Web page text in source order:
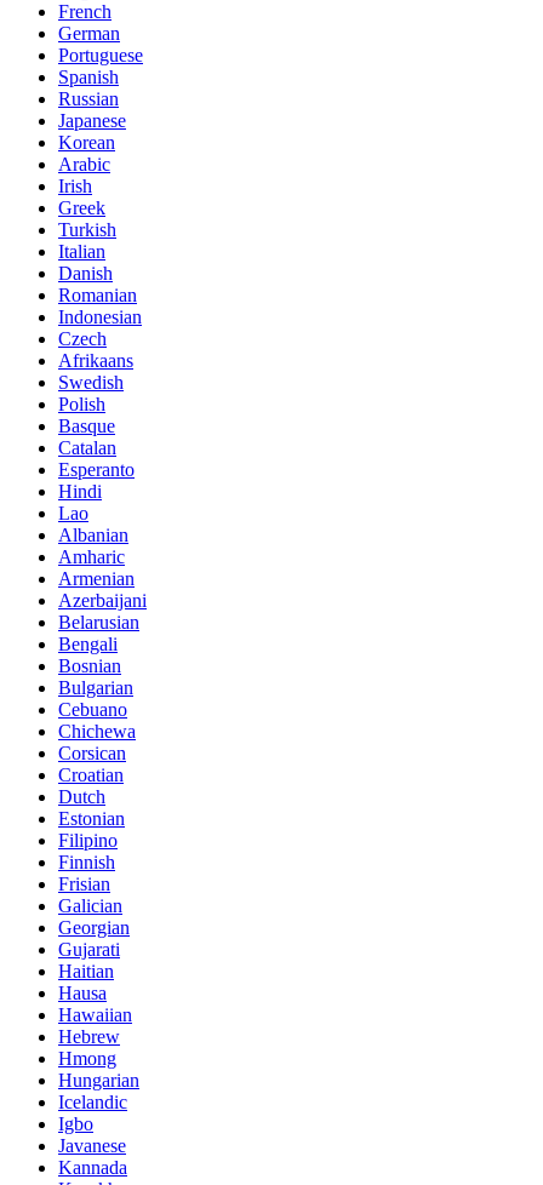
French
German
Portuguese
Spanish
Russian
Japanese
Korean
Arabic
Irish
Greek
Turkish
Italian
Danish
Romanian
Indonesian
Czech
Afrikaans
Swedish
Polish
Basque
Catalan
Esperanto
Hindi
Lao
Albanian
Amharic
Armenian
Azerbaijani
Belarusian
Bengali
Bosnian
Bulgarian
Cebuano
Chichewa
Corsican
Croatian
Dutch
Estonian
Filipino
Finnish
Frisian
Galician
Georgian
Gujarati
Haitian
Hausa
Hawaiian
Hebrew
Hmong
Hungarian
Icelandic
Igbo
Javanese
Kannada